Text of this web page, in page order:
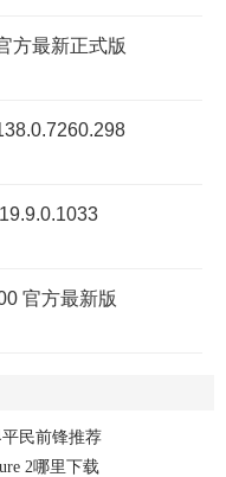
方最新正式版
官方最新版
民前锋推荐
2哪里下载